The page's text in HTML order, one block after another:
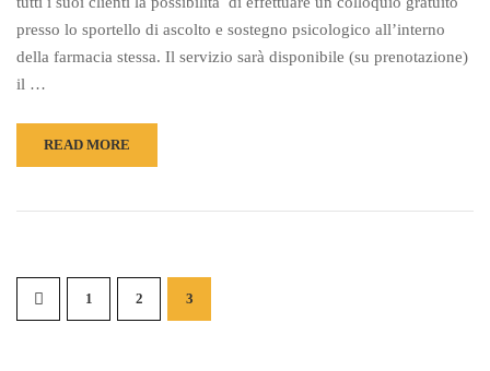
presso lo sportello di ascolto e sostegno psicologico all’interno
della farmacia stessa. Il servizio sarà disponibile (su prenotazione)
il …
READ MORE
1 2 3